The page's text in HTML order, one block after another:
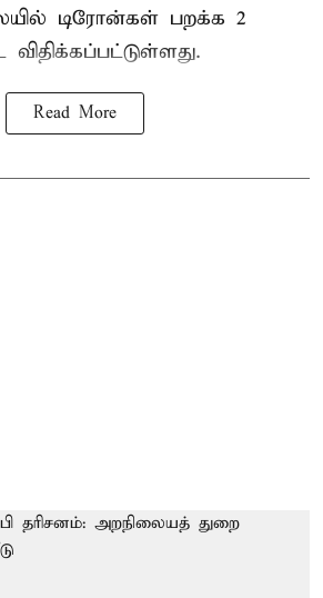
டிரோன்கள் பறக்க 2
Read More